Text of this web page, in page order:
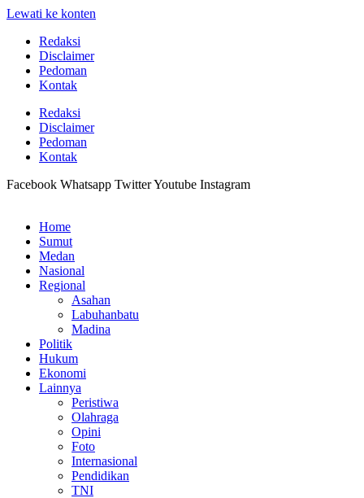
Lewati ke konten
Redaksi
Disclaimer
Pedoman
Kontak
Redaksi
Disclaimer
Pedoman
Kontak
Facebook Whatsapp TwitterYoutube Instagram
Home
Sumut
Medan
Nasional
Regional
Asahan
Labuhanbatu
Madina
Politik
Hukum
Ekonomi
Lainnya
Peristiwa
Olahraga
Opini
Foto
Internasional
Pendidikan
TNI